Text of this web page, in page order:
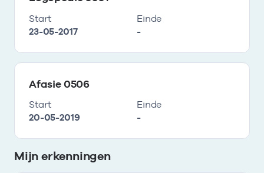
Start
23-05-2017
Einde
-
Afasie 0506
Start
20-05-2019
Einde
-
Mijn erkenningen